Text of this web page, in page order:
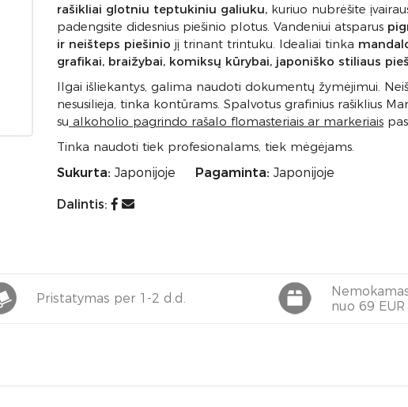
rašikliai glotniu teptukiniu galiuku, kuriuo nubrėšite
padengsite didesnius piešinio plotus. Vandeniui atsparus
ir neišteps piešinio jį trinant trintuku. Idealiai tinka
grafikai, braižybai, komiksų kūrybai, japoniško stiliaus
Ilgai išliekantys, galima naudoti dokumentų žymėjimui.
nesusilieja, tinka kontūrams. Spalvotus grafinius rašiklius
su alkoholio pagrindo rašalo flomasteriais ar markeriais
Tinka naudoti tiek profesionalams, tiek mėgėjams.
Sukurta: Japonijoje Pagaminta: Japonijoje
Dalintis:
Pristatymas per 1-2 d.d.
nuo 69 EUR